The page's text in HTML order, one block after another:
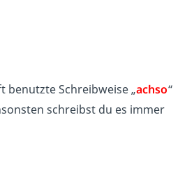
benutzte Schreibweise „achso“
schreibst du es immer